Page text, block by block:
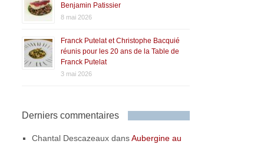
Benjamin Patissier
8 mai 2026
Franck Putelat et Christophe Bacquié
réunis pour les 20 ans de la Table de
Franck Putelat
3 mai 2026
Derniers commentaires
Chantal Descazeaux dansAubergine au